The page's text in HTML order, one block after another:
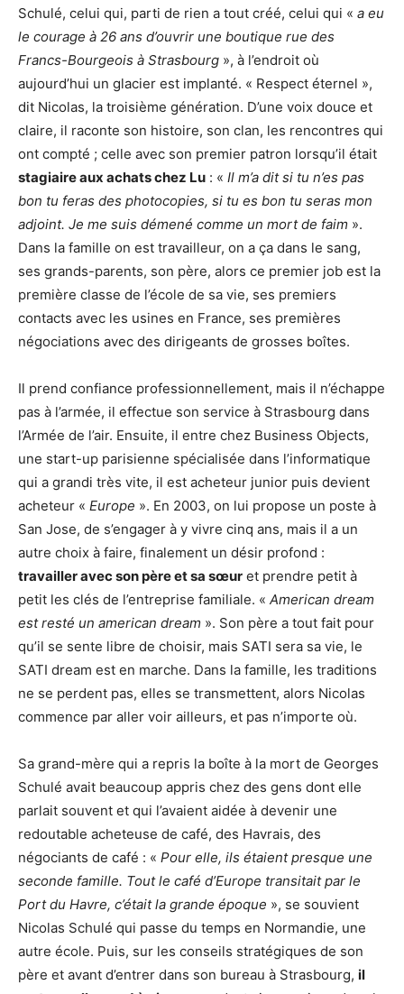
Schulé, celui qui, parti de rien a tout créé, celui qui « a eu
le courage à 26 ans d’ouvrir une boutique rue des
Francs-Bourgeois à Strasbourg », à l’endroit où
aujourd’hui un glacier est implanté. « Respect éternel »,
dit Nicolas, la troisième génération. D’une voix douce et
claire, il raconte son histoire, son clan, les rencontres qui
ont compté ; celle avec son premier patron lorsqu’il était
stagiaire aux achats chez Lu : « Il m’a dit si tu n’es pas
bon tu feras des photocopies, si tu es bon tu seras mon
adjoint. Je me suis démené comme un mort de faim ».
Dans la famille on est travailleur, on a ça dans le sang,
ses grands-parents, son père, alors ce premier job est la
première classe de l’école de sa vie, ses premiers
contacts avec les usines en France, ses premières
négociations avec des dirigeants de grosses boîtes.
Il prend confiance professionnellement, mais il n’échappe
pas à l’armée, il effectue son service à Strasbourg dans
l’Armée de l’air. Ensuite, il entre chez Business Objects,
une start-up parisienne spécialisée dans l’informatique
qui a grandi très vite, il est acheteur junior puis devient
acheteur « Europe ». En 2003, on lui propose un poste à
San Jose, de s’engager à y vivre cinq ans, mais il a un
autre choix à faire, finalement un désir profond :
travailler avec son père et sa sœur et prendre petit à
petit les clés de l’entreprise familiale. « American dream
est resté un american dream ». Son père a tout fait pour
qu’il se sente libre de choisir, mais SATI sera sa vie, le
SATI dream est en marche. Dans la famille, les traditions
ne se perdent pas, elles se transmettent, alors Nicolas
commence par aller voir ailleurs, et pas n’importe où.
Sa grand-mère qui a repris la boîte à la mort de Georges
Schulé avait beaucoup appris chez des gens dont elle
parlait souvent et qui l’avaient aidée à devenir une
redoutable acheteuse de café, des Havrais, des
négociants de café : « Pour elle, ils étaient presque une
seconde famille. Tout le café d’Europe transitait par le
Port du Havre, c’était la grande époque », se souvient
Nicolas Schulé qui passe du temps en Normandie, une
autre école. Puis, sur les conseils stratégiques de son
père et avant d’entrer dans son bureau à Strasbourg, il